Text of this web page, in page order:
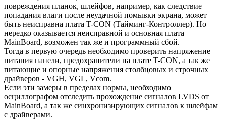
повреждения планок, шлейфов, например, как следствие
попадания влаги после неудачной помывки экрана, может
быть неисправна плата T-CON (Тайминг-Контроллер). Но
нередко оказывается неисправной и основная плата
MainBoard, возможен так же и программный сбой.
Тогда в первую очередь необходимо проверить напряжение
питания панели, предохранители на плате T-CON, а так же
питающие и опорные напряжения столбцовых и строчных
драйверов - VGH, VGL, Vcom.
Если эти замеры в пределах нормы, необходимо
осциллографом отследить прохождение сигналов LVDS от
MainBoard, а так же синхронизирующих сигналов к шлейфам
с драйверами.